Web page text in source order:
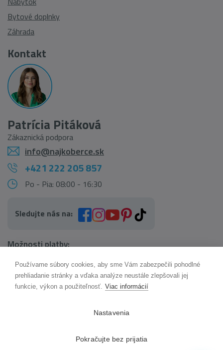
Bytové doplnky
Záhrada
Kontakt
Patrícia Pitáková
Zákaznická podpora
info@najkoberce.sk
+421 222 205 857
Po - Pia: 08:00 - 16:30
Sledujte nás na:
Možnosti platby:
Používame súbory cookies, aby sme Vám zabezpečili pohodlné
prehliadanie stránky a vďaka analýze neustále zlepšovali jej
funkcie, výkon a použiteľnosť. Viac informácií
Nastavenia
Pokračujte bez prijatia
AI pomocník Maxík
Online